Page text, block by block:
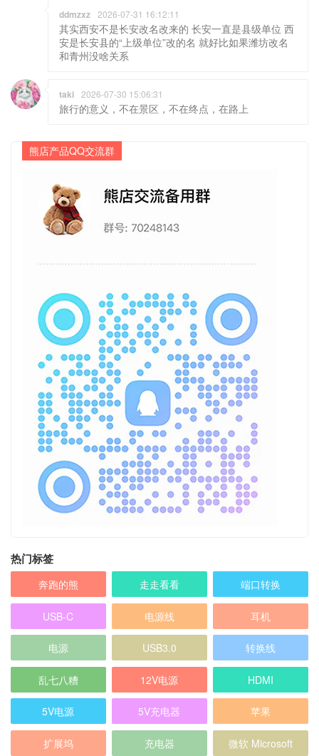
ddmzxz 2026-07-31 16:12:11
其实西安不是长安改名改来的 长安一直是县级单位 西
安是长安县的“上级单位”改的名 就好比如果潍坊改名
和青州没啥关系
taki 2026-07-30 15:06:31
旅行的意义，不在景区，不在终点，在路上
熊店产品QQ交流群
热门标签
奔跑的熊 走走看看 端口转换
USB-C 电源线 耳机
电源 USB3.0 转换线
乱七八糟 12V电源 HDMI
5V电源 5V充电器 苹果
扩展坞 充电器 微软 Microsoft